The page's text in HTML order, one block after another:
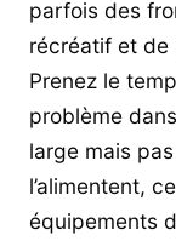
parfois des
récréatif et de
Prenez le
problème
large mais
l’alimentent,
équipements